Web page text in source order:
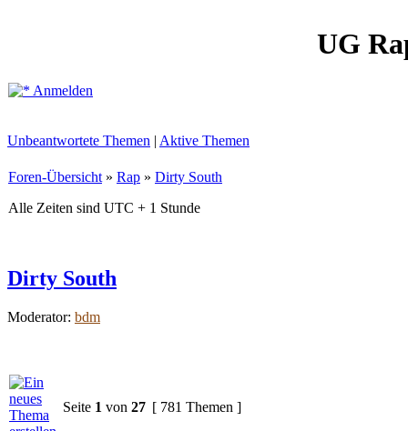
UG
Anmelden
Unbeantwortete Themen | Aktive Themen
Foren-Übersicht » Rap » Dirty South
Alle Zeiten sind UTC + 1 Stunde
Dirty South
Moderator: bdm
Seite 1 von 27 [ 781 Themen ]